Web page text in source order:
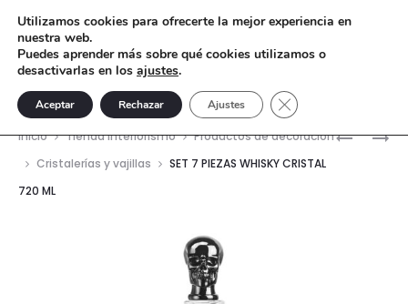
SET
SET
Inicio Tienda interiorismo
Productos de decoración
Cristalerías y vajillas
SET 7 PIEZAS WHISKY CRISTAL
720 ML
Utilizamos cookies para ofrecerte la mejor experiencia en
nuestra web.
Puedes aprender más sobre qué cookies utilizamos o
desactivarlas en los ajustes.
Aceptar Rechazar Ajustes Cerrar el banner de